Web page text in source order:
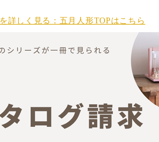
詳しく見る：五月人形TOPはこちら